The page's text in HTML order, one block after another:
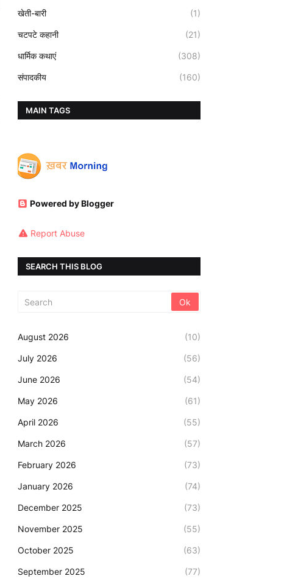
खेती-बारी (1)
चटपटे कहानी (21)
धार्मिक कथाएं (308)
संपादकीय (160)
MAIN TAGS
Powered by Blogger
Report Abuse
SEARCH THIS BLOG
August 2026 (10)
July 2026 (56)
June 2026 (54)
May 2026 (61)
April 2026 (55)
March 2026 (57)
February 2026 (73)
January 2026 (74)
December 2025 (73)
November 2025 (55)
October 2025 (63)
September 2025 (77)